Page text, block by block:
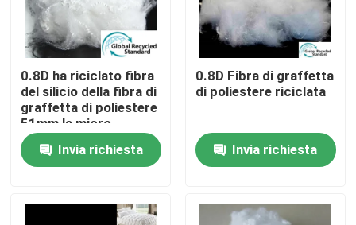
Casa
Prodotti
Chi siamo
0.8D ha riciclato fibra
del silicio della fibra di
graffetta di poliestere
51mm la micro
Invia richiesta
0.8D Fibra di graffetta
di poliestere riciclata
Invia richiesta